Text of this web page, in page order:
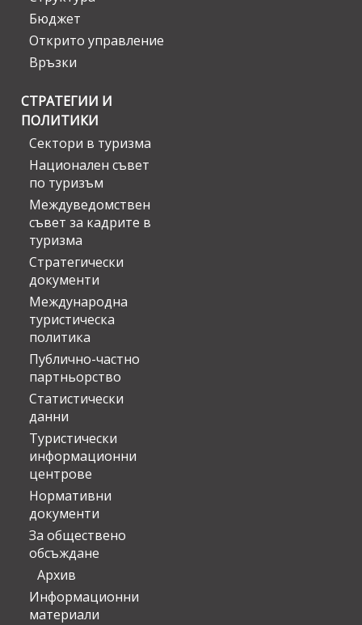
Бюджет
Открито управление
Връзки
СТРАТЕГИИ И
ПОЛИТИКИ
Сектори в туризма
Национален съвет
по туризъм
Междуведомствен
съвет за кадрите в
туризма
Стратегически
документи
Международна
туристическа
политика
Публично-частно
партньорство
Статистически
данни
Туристически
информационни
центрове
Нормативни
документи
За обществено
обсъждане
Архив
Информационни
материали